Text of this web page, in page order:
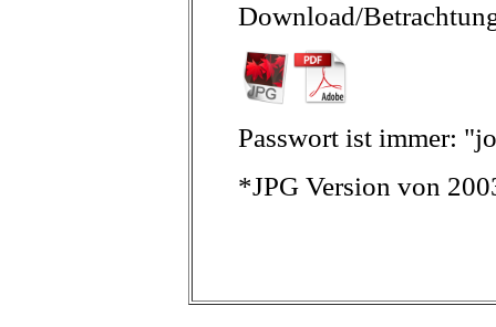
Download/
Passwort ist immer:
*JPG Version von